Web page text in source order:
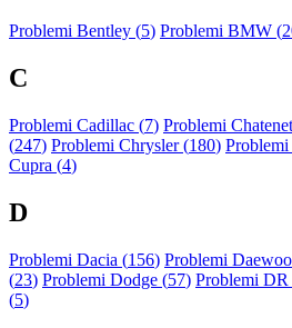
Problemi Bentley (5) Problemi BMW (
C
Problemi Cadillac (7) Problemi
(247) Problemi Chrysler (180)
Cupra (4)
D
Problemi Dacia (156) Problemi
(23) Problemi Dodge (57) Problemi
(5)